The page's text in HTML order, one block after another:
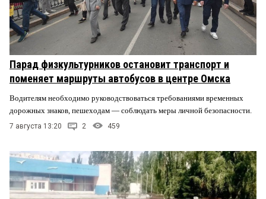
Парад физкультурников остановит транспорт и
поменяет маршруты автобусов в центре Омска
Водителям необходимо руководствоваться требованиями временных
дорожных знаков, пешеходам — соблюдать меры личной безопасности.
7 августа 13:20 2 459